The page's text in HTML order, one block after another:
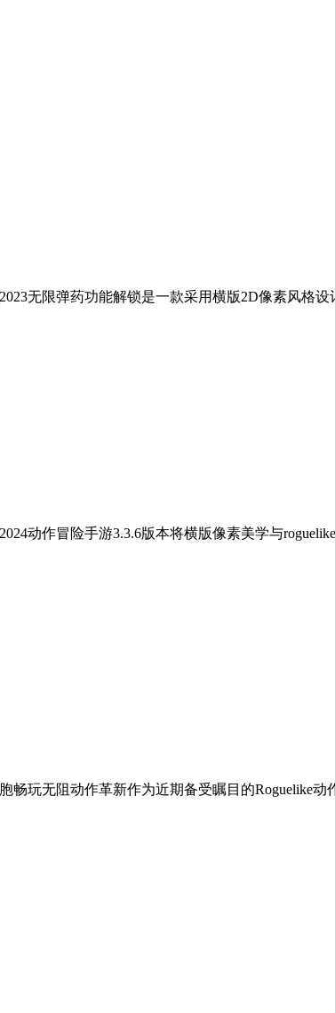
无限弹药功能解锁是一款采用横版2D像素风格
动作冒险手游3.3.6版本将横版像素美学与
玩无阻动作革新作为近期备受瞩目的Roguelike